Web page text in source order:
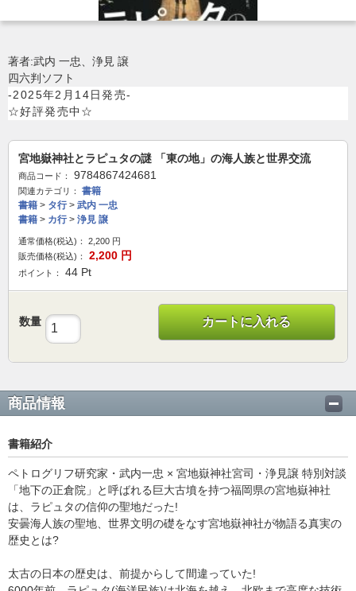
著者:武内 一忠、浄見 譲
四六判ソフト
-2025年2月14日発売-
☆好評発売中☆
宮地嶽神社とラピュタの謎 「東の地」の海人族と世界交流
商品コード： 9784867424681
関連カテゴリ：
書籍
書籍 > タ行> 武内 一忠
書籍 > カ行> 浄見 譲
通常価格(税込)： 2,200 円
販売価格(税込)：
2,200 円
ポイント： 44 Pt
数量 カートに入れる
商品情報
書籍紹介
ペトログリフ研究家・武内一忠 × 宮地嶽神社宮司・浄見譲 特別対談
「地下の正倉院」と呼ばれる巨大古墳を持つ福岡県の宮地嶽神社
は、ラピュタの信仰の聖地だった!
安曇海人族の聖地、世界文明の礎をなす宮地嶽神社が物語る真実の
歴史とは?
太古の日本の歴史は、前提からして間違っていた!